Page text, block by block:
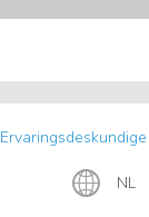
Ervaringsdeskundige
NL